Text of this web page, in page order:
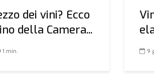
dei vini? Ecco
della Camera...
1 min. 9